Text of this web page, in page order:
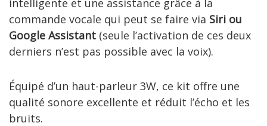
intelligente et une assistance grâce à la
commande vocale qui peut se faire via Siri ou
Google Assistant (seule l’activation de ces deux
derniers n’est pas possible avec la voix).
Équipé d’un haut-parleur 3W, ce kit offre une
qualité sonore excellente et réduit l’écho et les
bruits.